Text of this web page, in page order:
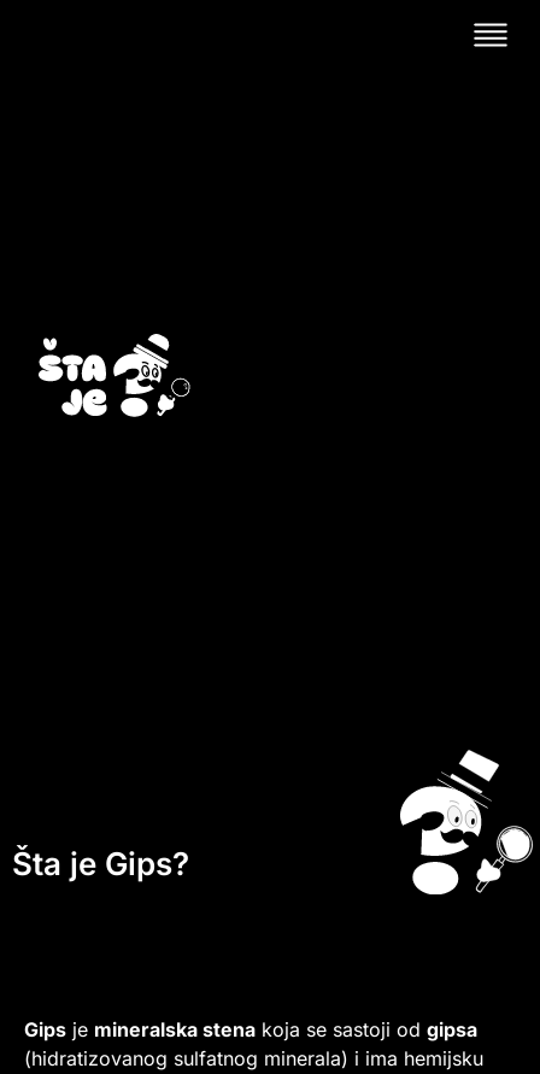
Šta je Gips?
Gips je mineralska stena koja se sastoji od gipsa
(hidratizovanog sulfatnog minerala) i ima hemijsku